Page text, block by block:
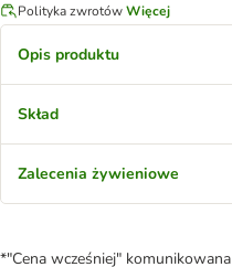
Polityka zwrotówWięcej
Opis produktu
Skład
Zalecenia żywieniowe
*"Cena wcześniej"